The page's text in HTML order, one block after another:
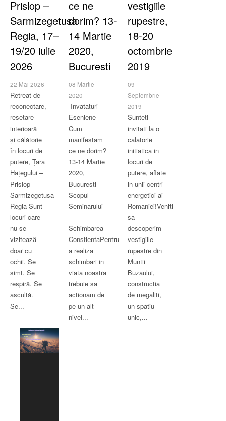
Prislop –
Sarmizegetusa
Regia, 17–
19/20 iulie
2026
22 Mai 2026
Retreat de
reconectare,
resetare
interioară
și călătorie
în locuri de
putere, Țara
Hațegului –
Prislop –
Sarmizegetusa
Regia Sunt
locuri care
nu se
vizitează
doar cu
ochii. Se
simt. Se
respiră. Se
ascultă.
Se...
ce ne
dorim? 13-
14 Martie
2020,
Bucuresti
08 Martie
2020
Invataturi
Eseniene -
Cum
manifestam
ce ne dorim?
13-14 Martie
2020,
Bucuresti
Scopul
Seminarului
–
Schimbarea
ConstientaPentru
a realiza
schimbari in
viata noastra
trebuie sa
actionam de
pe un alt
nivel...
vestigiile
rupestre,
18-20
octombrie
2019
09
Septembrie
2019
Sunteti
invitati la o
calatorie
initiatica in
locuri de
putere, aflate
in unii centri
energetici ai
Romaniei!Veniti
sa
descoperim
vestigiile
rupestre din
Muntii
Buzaului,
constructia
de megaliti,
un spatiu
unic,...